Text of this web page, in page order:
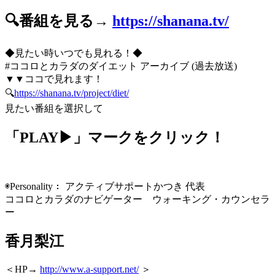
🔍番組を見る→ https://shanana.tv/
◆見たい時いつでも見れる！◆
#ココロとカラダのダイエット アーカイブ (過去放送)
▼▼ココで見れます！
🔍https://shanana.tv/project/diet/
見たい番組を選択して
「PLAY▶」マークをクリック！
◉Personality： アクティブサポートかつき 代表
ココロとカラダのナビゲーター ウォーキング・カウンセラ
ー
香月梨江
＜HP→ http://www.a-support.net/＞